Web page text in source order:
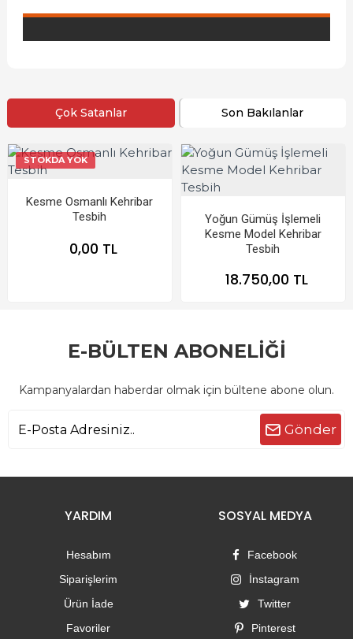
Çok Satanlar Son Bakılanlar
STOKDA YOK
Kesme Osmanlı Kehribar
Tesbih
0,00 TL
Yoğun Gümüş İşlemeli
Kesme Model Kehribar
Tesbih
18.750,00 TL
E-BÜLTEN ABONELİĞİ
Kampanyalardan haberdar olmak için bültene abone olun.
Gönder
YARDIM
Hesabım
Siparişlerim
Ürün İade
Favoriler
SOSYAL MEDYA
Facebook
İnstagram
Twitter
Pinterest